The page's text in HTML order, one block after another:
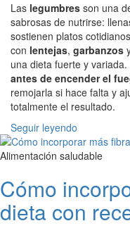
Las legumbres son una
sabrosas de nutrirse:
sostienen platos
con lentejas, garbanzos
una dieta fuerte y variada.
antes de encender el
remojarla si hace falta y
totalmente el resultado.
Seguir leyendo
Alimentación saludable
Cómo
dieta con